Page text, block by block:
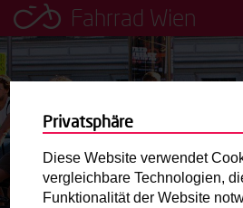
Fahrrad Wien
Leih dir einfach ein Transportfahrrad
Mobilitätsbildung für
Jugendliche
Radweg-Projektkarte
Privatsphäre
Diese Website verwendet
vergleichbare Technologien,
Funktionalität der Website